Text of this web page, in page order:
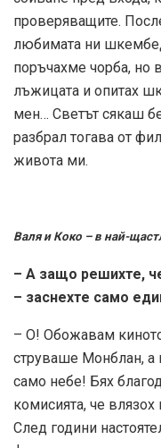
проверяващите.
любимата ни
поръчахме чорба, но
лъжицата и опитах
мен… Светът сякаш
разбрал тогава от
живота ми.
Валя и Коко – в най-
– А защо решихте,
– заснехте само
– О! Обожавам
струваше Монблан, а
само небе! Бях
комисията, че влязох
След години